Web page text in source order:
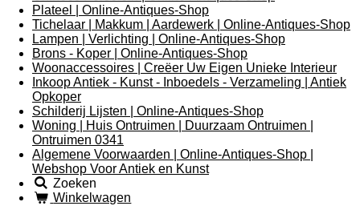
Plateel | Online-Antiques-Shop
Tichelaar | Makkum | Aardewerk | Online-Antiques-Shop
Lampen | Verlichting | Online-Antiques-Shop
Brons - Koper | Online-Antiques-Shop
Woonaccessoires | Creëer Uw Eigen Unieke Interieur
Inkoop Antiek - Kunst - Inboedels - Verzameling | Antiek
Opkoper
Schilderij Lijsten | Online-Antiques-Shop
Woning | Huis Ontruimen | Duurzaam Ontruimen |
Ontruimen 0341
Algemene Voorwaarden | Online-Antiques-Shop |
Webshop Voor Antiek en Kunst
Zoeken
Winkelwagen